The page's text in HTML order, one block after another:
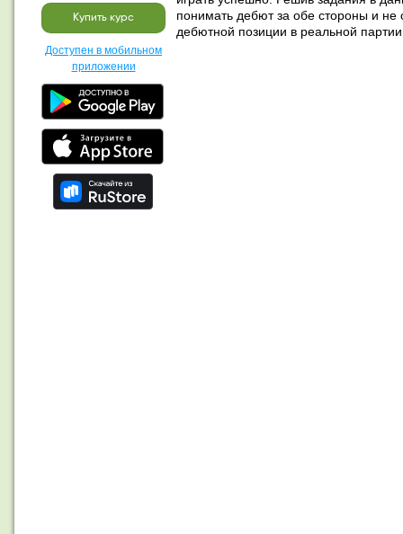
Купить курс
Доступен в мобильном
приложении
понимать дебют за обе стороны и не
дебютной позиции в реальной